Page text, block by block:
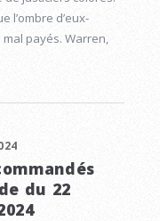
l’ombre d’eux-
payés. Warren,
du 22